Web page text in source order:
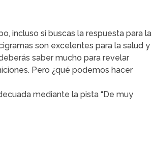
incluso si buscas la respuesta para la
son excelentes para la salud y
saber mucho para revelar
Pero ¿qué podemos hacer
mediante la pista “De muy